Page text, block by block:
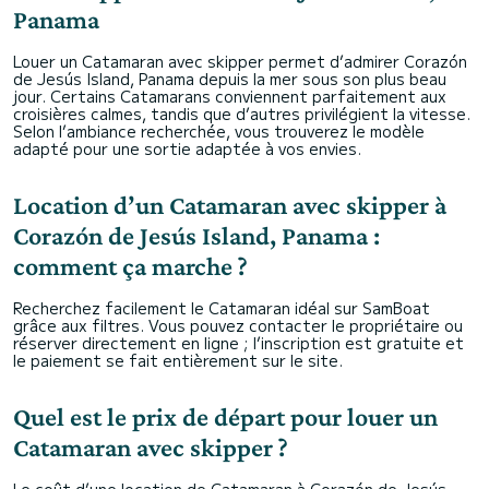
Panama
Louer un Catamaran avec skipper permet d’admirer Corazón
de Jesús Island, Panama depuis la mer sous son plus beau
jour. Certains Catamarans conviennent parfaitement aux
croisières calmes, tandis que d’autres privilégient la vitesse.
Selon l’ambiance recherchée, vous trouverez le modèle
adapté pour une sortie adaptée à vos envies.
Location d’un Catamaran avec skipper à
Corazón de Jesús Island, Panama :
comment ça marche ?
Recherchez facilement le Catamaran idéal sur SamBoat
grâce aux filtres. Vous pouvez contacter le propriétaire ou
réserver directement en ligne ; l’inscription est gratuite et
le paiement se fait entièrement sur le site.
Quel est le prix de départ pour louer un
Catamaran avec skipper ?